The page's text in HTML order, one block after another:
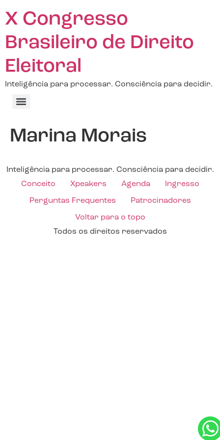
X Congresso
Brasileiro de Direito
Eleitoral
Inteligência para processar. Consciência para decidir.
Marina Morais
Inteligência para processar. Consciência para decidir.
Conceito
Xpeakers Agenda Ingresso
Perguntas Frequentes Patrocinadores
Voltar para o topo
Todos os direitos reservados